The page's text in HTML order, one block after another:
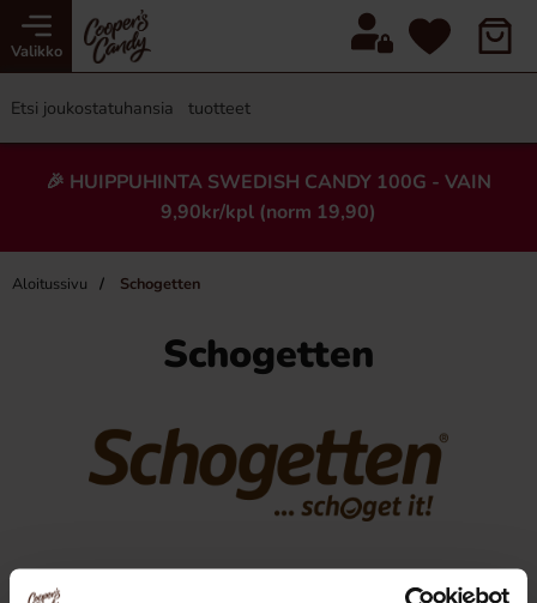
Valikko
🎉 HUIPPUHINTA SWEDISH CANDY 100G - VAIN
9,90kr/kpl (norm 19,90)
Aloitussivu Schogetten
Schogetten